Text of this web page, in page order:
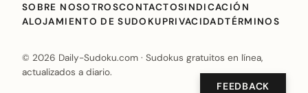
SOBRE NOSOTROSCONTACTOSINDICACIÓN
ALOJAMIENTO DE SUDOKUPRIVACIDADTÉRMINOS
© 2026 Daily-Sudoku.com · Sudokus gratuitos en línea,
actualizados a diario.
FEEDBACK